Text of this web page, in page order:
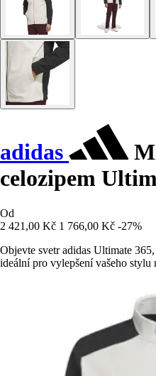
adidas
celozipem
Od
2 421,00 Kč 1 766,00 Kč -27%
Objevte svetr adidas Ultimate
ideální pro vylepšení vašeho stylu